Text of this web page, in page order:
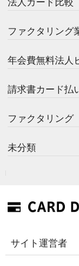
ファクタリング
年会費無料法人
請求書カード払
ファクタリング
未分類
サイト運営者